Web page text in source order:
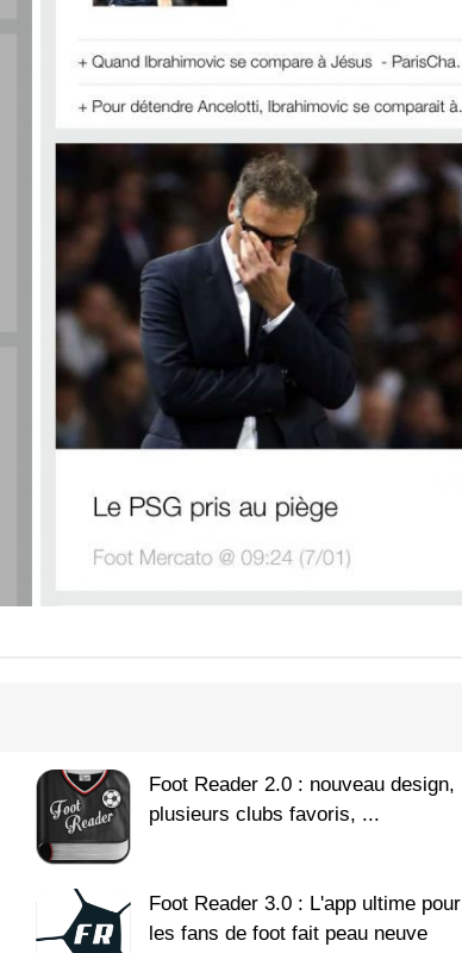
Foot Reader 2.0 : nouveau design,
plusieurs clubs favoris, ...
Foot Reader 3.0 : L'app ultime pour
les fans de foot fait peau neuve